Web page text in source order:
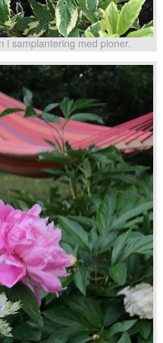
i samplantering med pioner.